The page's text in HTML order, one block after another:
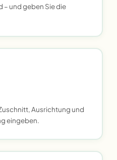
und geben Sie die
Ausrichtung und
eingeben.